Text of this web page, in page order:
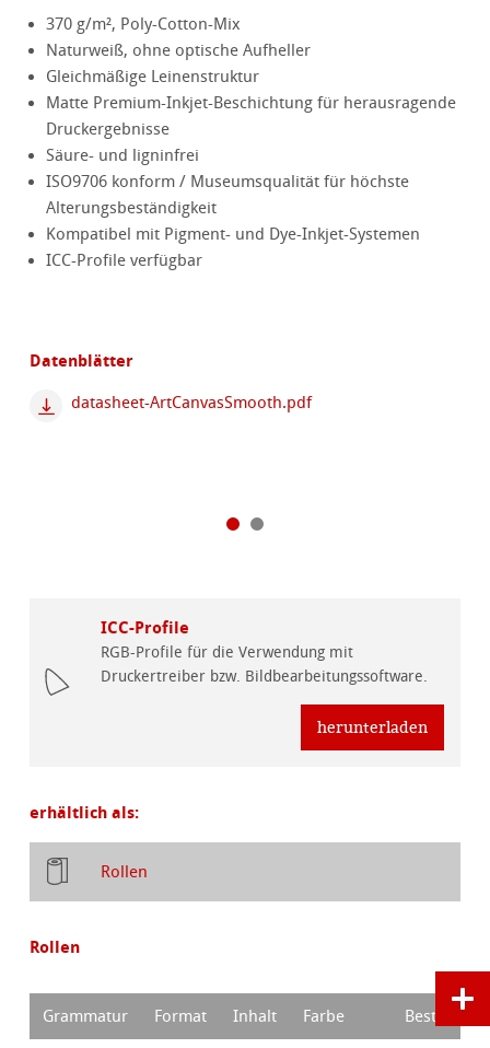
370 g/m², Poly-Cotton-Mix
Naturweiß, ohne optische Aufheller
Gleichmäßige Leinenstruktur
Matte Premium-Inkjet-Beschichtung für herausragende
Druckergebnisse
Säure- und ligninfrei
ISO9706 konform / Museumsqualität für höchste
Alterungsbeständigkeit
Kompatibel mit Pigment- und Dye-Inkjet-Systemen
ICC-Profile verfügbar
Datenblätter
datasheet-ArtCanvasSmooth.pdf
ICC-Profile
RGB-Profile für die Verwendung mit
Druckertreiber bzw. Bildbearbeitungssoftware.
herunterladen
erhältlich als:
Rollen
Rollen
Grammatur Format Inhalt Farbe Bestellnr.